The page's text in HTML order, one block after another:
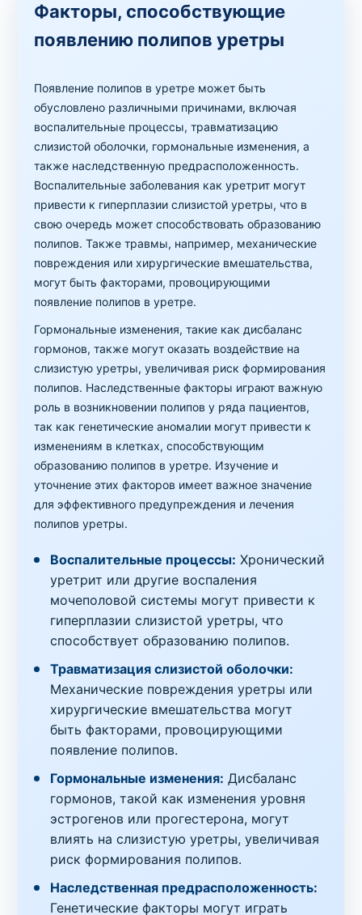
Факторы, способствующие
появлению полипов уретры
Появление полипов в уретре может быть
обусловлено различными причинами, включая
воспалительные процессы, травматизацию
слизистой оболочки, гормональные изменения, а
также наследственную предрасположенность.
Воспалительные заболевания как уретрит могут
привести к гиперплазии слизистой уретры, что в
свою очередь может способствовать образованию
полипов. Также травмы, например, механические
повреждения или хирургические вмешательства,
могут быть факторами, провоцирующими
появление полипов в уретре.
Гормональные изменения, такие как дисбаланс
гормонов, также могут оказать воздействие на
слизистую уретры, увеличивая риск формирования
полипов. Наследственные факторы играют важную
роль в возникновении полипов у ряда пациентов,
так как генетические аномалии могут привести к
изменениям в клетках, способствующим
образованию полипов в уретре. Изучение и
уточнение этих факторов имеет важное значение
для эффективного предупреждения и лечения
полипов уретры.
Воспалительные процессы: Хронический
уретрит или другие воспаления
мочеполовой системы могут привести к
гиперплазии слизистой уретры, что
способствует образованию полипов.
Травматизация слизистой оболочки:
Механические повреждения уретры или
хирургические вмешательства могут
быть факторами, провоцирующими
появление полипов.
Гормональные изменения: Дисбаланс
гормонов, такой как изменения уровня
эстрогенов или прогестерона, могут
влиять на слизистую уретры, увеличивая
риск формирования полипов.
Наследственная предрасположенность:
Генетические факторы могут играть